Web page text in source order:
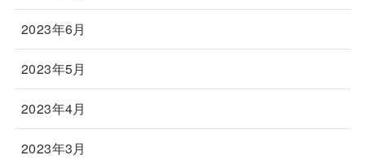
2023年6月
2023年5月
2023年4月
2023年3月